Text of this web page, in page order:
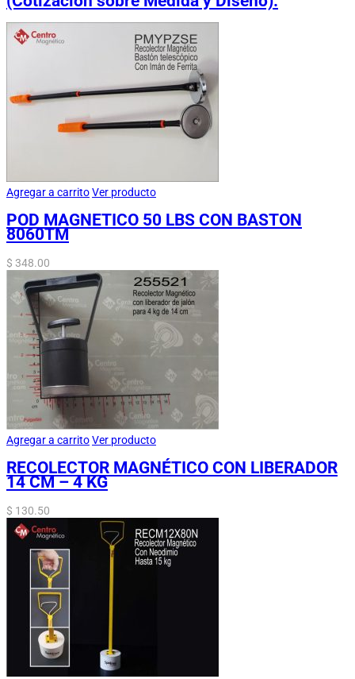
Agregar a carritoVer producto
POD MAGNETICO 50 LBS CON BASTON
8060TM
$ 348.00
Agregar a carritoVer producto
RECOLECTOR MAGNÉTICO CON LIBERADOR
14 CM – 4 KG
$ 130.50